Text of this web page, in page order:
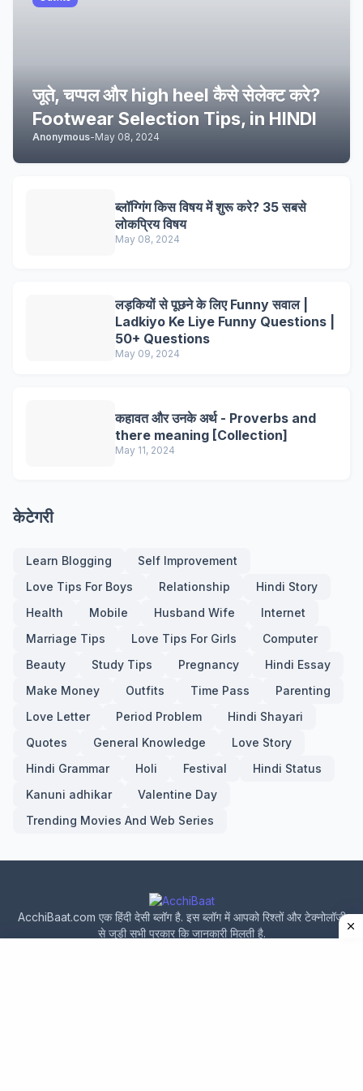
जूते, चप्पल और high heel कैसे सेलेक्ट करे?
Footwear Selection Tips, in HINDI
Anonymous-May 08, 2024
ब्लॉग्गिंग किस विषय में शुरू करे? 35 सबसे
लोकप्रिय विषय
May 08, 2024
लड़कियों से पूछने के लिए Funny सवाल |
Ladkiyo Ke Liye Funny Questions |
50+ Questions
May 09, 2024
कहावत और उनके अर्थ - Proverbs and
there meaning [Collection]
May 11, 2024
केटेगरी
Learn Blogging
Self Improvement
Love Tips For Boys
Relationship
Hindi Story
Health
Mobile Husband Wife
Internet
Marriage Tips
Love Tips For Girls
Computer
Beauty
Study Tips Pregnancy
Hindi Essay
Make Money
Outfits Time Pass
Parenting
Love Letter
Period Problem
Hindi Shayari
Quotes
General Knowledge
Love Story
Hindi Grammar
Holi Festival
Hindi Status
Kanuni adhikar
Valentine Day
Trending Movies And Web Series
AcchiBaat.com एक हिंदी देसी ब्लॉग है. इस ब्लॉग में आपको रिश्तों और टेक्नोलॉजी
से जुड़ी सभी प्रकार कि जानकारी मिलती है.